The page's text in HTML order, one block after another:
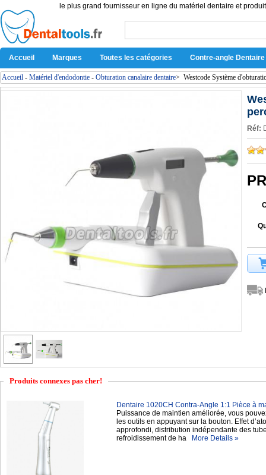
le plus grand fournisseur en ligne du matériel dentaire et
Accueil Marques Toutes les catégories Contre-angle Dentaire
Accueil - Matériel d'endodontie - Obturation canalaire dentaire> Westcode Système
Réf:
Produits connexes pas cher!
Dentaire 1020CH Contra-Angle 1:1 Pièce à
Puissance de maintien améliorée, vous
les outils en appuyant sur la bouton. Effet
approfondi, distribution indépendante des
refroidissement de ha
More Details »